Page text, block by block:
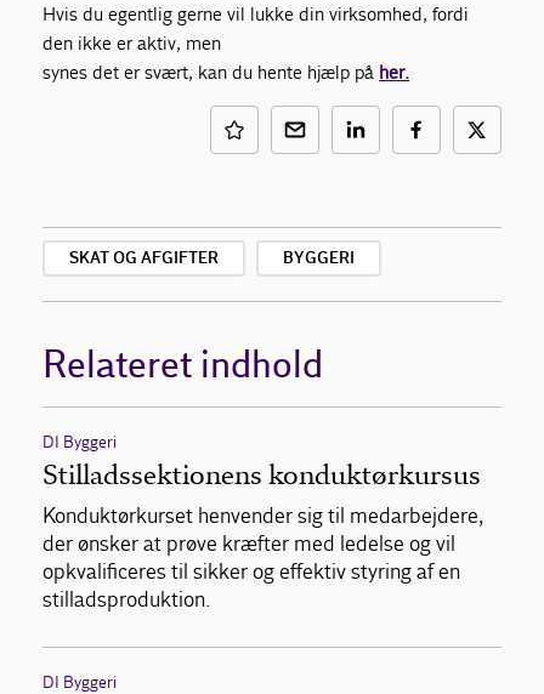
Hvis du egentlig gerne vil lukke din virksomhed, fordi
den ikke er aktiv, men
synes det er svært, kan du hente hjælp på her.
SKAT OG AFGIFTER BYGGERI
Relateret indhold
DI Byggeri
Stilladssektionens konduktørkursus
Konduktørkurset henvender sig til medarbejdere,
der ønsker at prøve kræfter med ledelse og vil
opkvalificeres til sikker og effektiv styring af en
stilladsproduktion.
DI Byggeri